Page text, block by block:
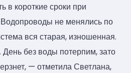
в короткие сроки при
Водопроводы не менялись по
вся старая, изношенная.
без воды потерпим, зато
— отметила Светлана,